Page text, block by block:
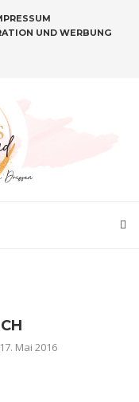
UND WERBUNG
17. Mai 2016